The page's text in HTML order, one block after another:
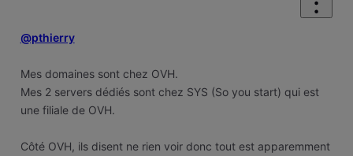
@pthierry
Mes domaines sont chez OVH.
Mes 2 servers dédiés sont chez SYS (So you start) qui est
une filiale de OVH.
Côté OVH, ils disent ne rien voir donc tout est apparemment